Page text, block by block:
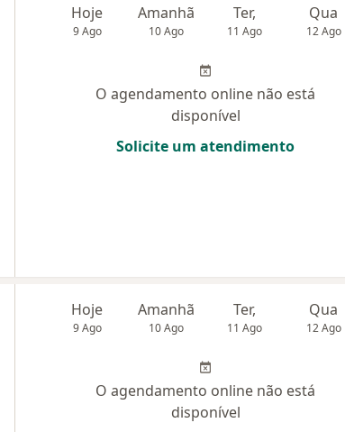
Hoje
9 Ago
Amanhã
10 Ago
Ter,
11 Ago
Qua
12 Ago
O agendamento online não está
disponível
Solicite um atendimento
Hoje
9 Ago
Amanhã
10 Ago
Ter,
11 Ago
Qua
12 Ago
O agendamento online não está
disponível